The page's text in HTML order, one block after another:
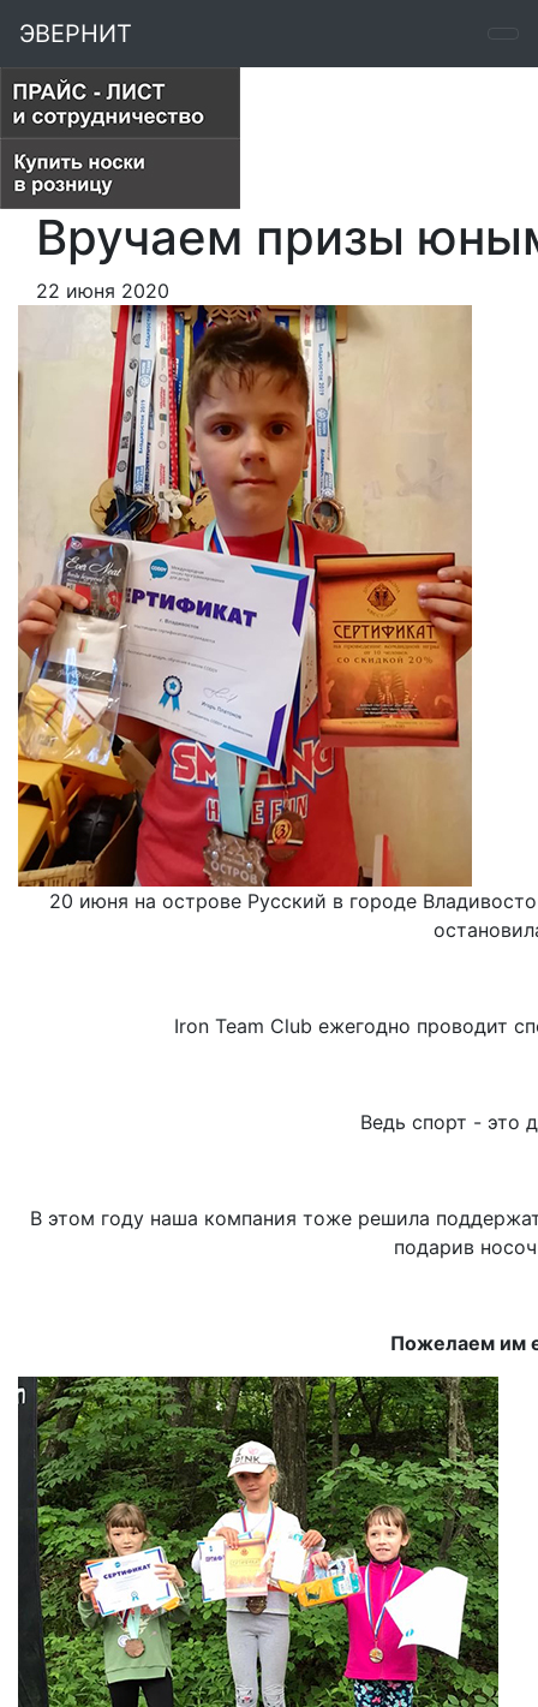
ЭВЕРНИТ
Вручаем призы
22 июня 2020
20 июня на острове Русский в городе
Iron Team Club ежегодно проводит
Ведь спорт - это
В этом году наша компания тоже решила
подарив
Пожелаем им